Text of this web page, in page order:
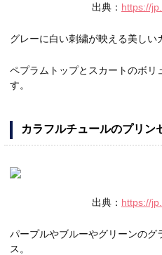
出典： https://
グレーに白い刺繍が映える美しい
ペプラムトップとスカートのボ
す。
カラフルチュールのプリン
出典： https://
パープルやブルーやグリーンのグ
ス。